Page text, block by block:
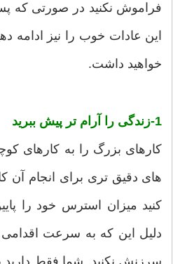
فراموش نکنید در صورتی که پس
این عادات خوب را نیز ادامه
خواهید داشت.
1-زندگی را آرام تر پیش ببرید
کارهای بزرگ را به کارهای
های دقیق تری برای انجام آن
کنید میزان استرس خود را
دلیل این که به سرعت